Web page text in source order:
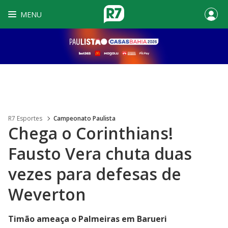
MENU
R7 Esportes Campeonato Paulista
Chega o Corinthians!
Fausto Vera chuta duas
vezes para defesas de
Weverton
Timão ameaça o Palmeiras em Barueri